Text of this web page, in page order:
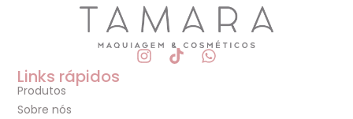
Links rápidos
Produtos
Sobre nós